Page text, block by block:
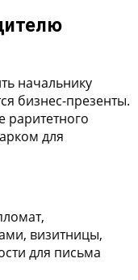
начальнику
бизнес-презенты.
раритетного
для
визитницы,
для письма